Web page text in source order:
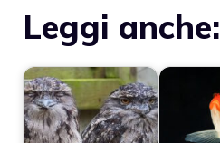
Leggi anche: